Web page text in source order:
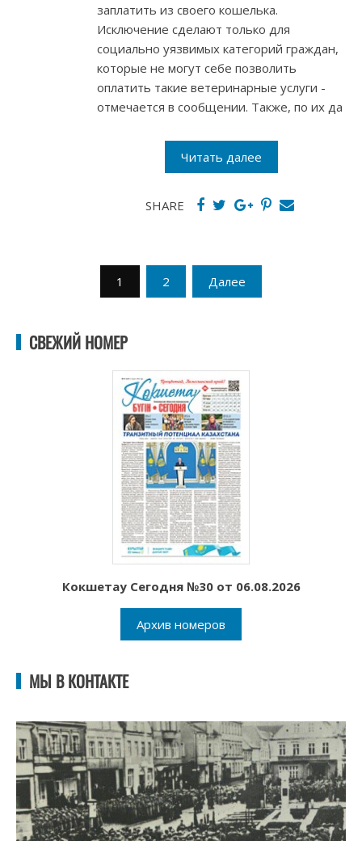
заплатить из своего кошелька.
Исключение сделают только для
социально уязвимых категорий граждан,
которые не могут себе позволить
оплатить такие ветеринарные услуги -
отмечается в сообщении. Также, по их да
Читать далее
SHARE
1 2 Далее
СВЕЖИЙ НОМЕР
Кокшетау Сегодня №30 от 06.08.2026
Архив номеров
МЫ В КОНТАКТЕ